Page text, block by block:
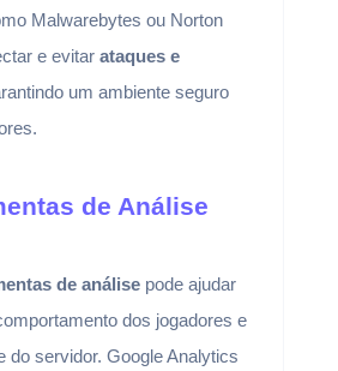
Malwarebytes ou Norton
e evitar ataques e
um ambiente seguro
de Análise
de análisepode ajudar
dos jogadores e
do servidor. Google Analytics